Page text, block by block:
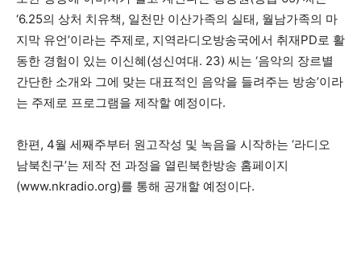
‘6.25의 상처 치유책, 일천만 이산가족의 실태, 월남가족의 마
지막 유언’이라는 주제로, 지역라디오방송국에서 취재PD로 활
동한 경험이 있는 이신혜(성신여대. 23) 씨는 ‘음악의 장르별
간단한 소개와 그에 맞는 대표적인 음악을 들려주는 방송’이라
는 주제로 프로그램을 제작할 예정이다.
한편, 4월 세째주부터 원고작성 및 녹음을 시작하는 ‘라디오
남북친구’는 제작 전 과정을 열린북한방송 홈페이지
(www.nkradio.org)를 통해 공개할 예정이다.